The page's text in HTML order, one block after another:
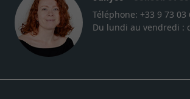
Téléphone: +33 9 73 03
Du lundi au vendredi :